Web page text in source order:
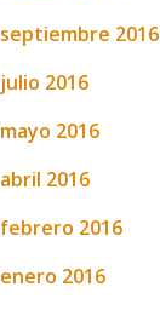
septiembre 2016
julio 2016
mayo 2016
abril 2016
febrero 2016
enero 2016